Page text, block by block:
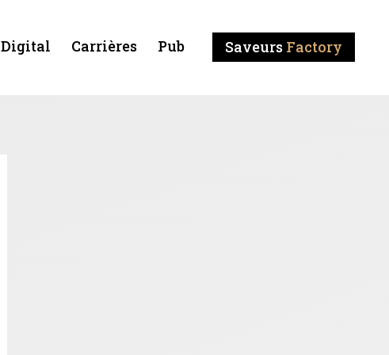
Digital Carrières Pub Saveurs Factory